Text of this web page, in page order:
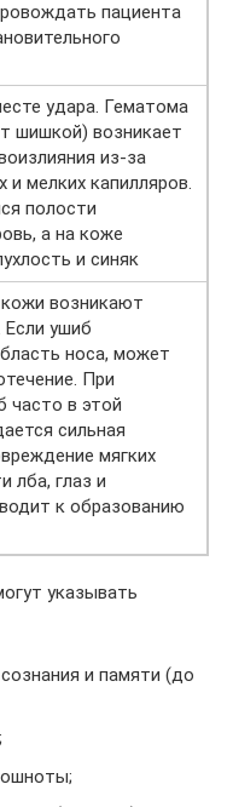
пациента
удара. Гематома
шишкой) возникает
из-за
и мелких капилляров.
полости
а на коже
и синяк
возникают
ушиб
носа, может
При
часто в этой
сильная
мягких
лба, глаз и
к образованию
указывать
и памяти (до